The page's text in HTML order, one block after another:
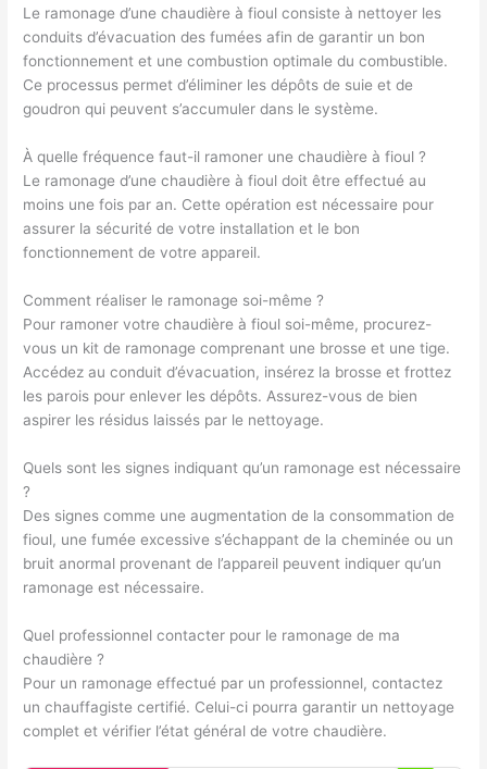
Le ramonage d’une chaudière à fioul consiste à nettoyer les
conduits d’évacuation des fumées afin de garantir un bon
fonctionnement et une combustion optimale du combustible.
Ce processus permet d’éliminer les dépôts de suie et de
goudron qui peuvent s’accumuler dans le système.
À quelle fréquence faut-il ramoner une chaudière à fioul ?
Le ramonage d’une chaudière à fioul doit être effectué au
moins une fois par an. Cette opération est nécessaire pour
assurer la sécurité de votre installation et le bon
fonctionnement de votre appareil.
Comment réaliser le ramonage soi-même ?
Pour ramoner votre chaudière à fioul soi-même, procurez-
vous un kit de ramonage comprenant une brosse et une tige.
Accédez au conduit d’évacuation, insérez la brosse et frottez
les parois pour enlever les dépôts. Assurez-vous de bien
aspirer les résidus laissés par le nettoyage.
Quels sont les signes indiquant qu’un ramonage est nécessaire
?
Des signes comme une augmentation de la consommation de
fioul, une fumée excessive s’échappant de la cheminée ou un
bruit anormal provenant de l’appareil peuvent indiquer qu’un
ramonage est nécessaire.
Quel professionnel contacter pour le ramonage de ma
chaudière ?
Pour un ramonage effectué par un professionnel, contactez
un chauffagiste certifié. Celui-ci pourra garantir un nettoyage
complet et vérifier l’état général de votre chaudière.